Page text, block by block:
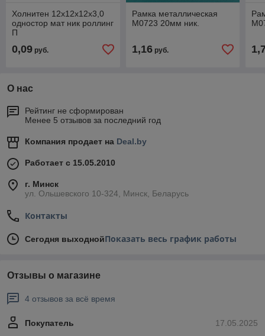
Холнитен 12х12х12х3,0
одностор мат ник роллинг
П
0,09 руб.
Рамка металлическая
М0723 20мм ник.
1,16руб.
О нас
Рейтинг не сформирован
Менее 5 отзывов за последний год
Компания продает на Deal.by
Работает с 15.05.2010
г. Минск
ул. Ольшевского 10-324, Минск, Беларусь
Контакты
Сегодня выходнойПоказать весь график работы
Отзывы о магазине
4 отзывов за всё время
17.05.2025
Покупатель